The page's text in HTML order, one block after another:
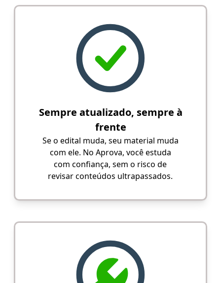
Sempre atualizado, sempre à
frente
Se o edital muda, seu material muda
com ele. No Aprova, você estuda
com confiança, sem o risco de
revisar conteúdos ultrapassados.